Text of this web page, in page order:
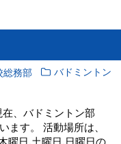
総務部
バドミントン
、バドミントン部
ます。 活動場所は、
曜日,土曜日,日曜日の